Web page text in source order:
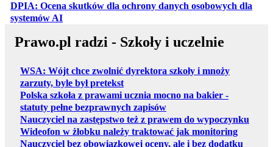
DPIA: Ocena skutków dla ochrony danych osobowych dla
systemów AIotwiera się w nowej karcie
Prawo.pl radzi - Szkoły i uczelnie
WSA: Wójt chce zwolnić dyrektora szkoły i mnoży
zarzuty, byle był pretekst
Polska szkoła z prawami ucznia mocno na bakier -
statuty pełne bezprawnych zapisów
Nauczyciel na zastępstwo też z prawem do wypoczynku
Wideofon w żłobku należy traktować jak monitoring
Nauczyciel bez obowiązkowej oceny, ale i bez dodatku